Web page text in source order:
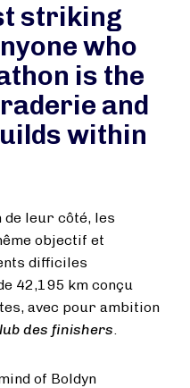
striking
who
is the
and
within
de leur côté, les
objectif et
difficiles
42,195 km conçu
avec pour ambition
des finishers.
of Boldyn